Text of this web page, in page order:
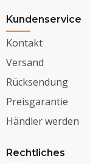
Kundenservice
Kontakt
Versand
Rücksendung
Preisgarantie
Händler werden
Rechtliches